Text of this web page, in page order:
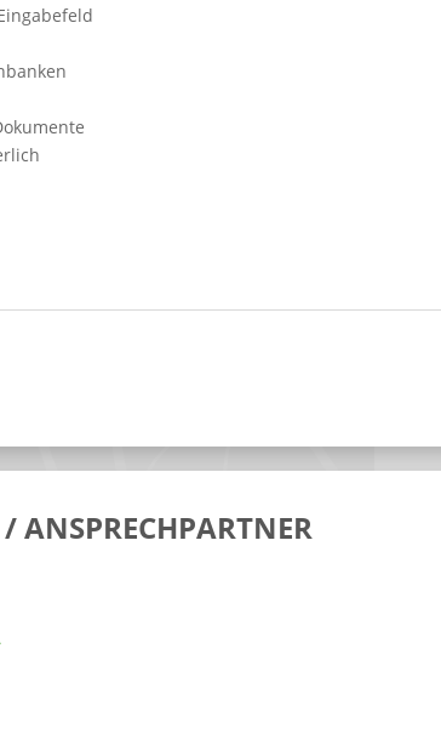
/ ANSPRECHPARTNER